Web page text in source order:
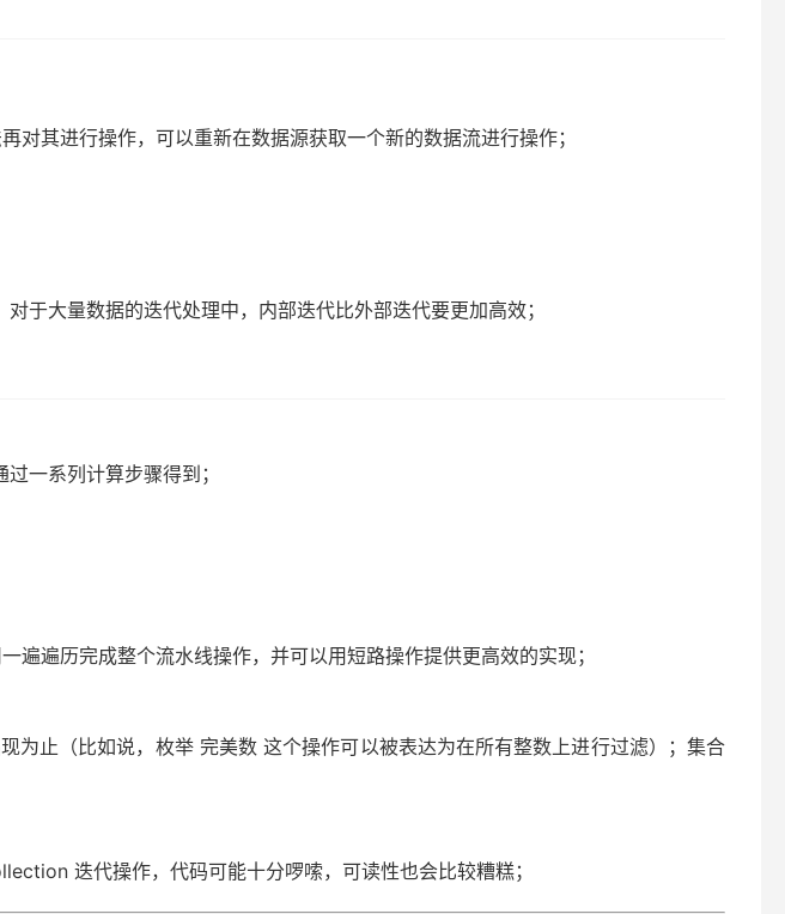
其进行操作，可以重新在数据源获取一个新的数据流进行操作；
对于大量数据的迭代处理中，内部迭代比外部迭代要更加高效；
一系列计算步骤得到；
遍历完成整个流水线操作，并可以用短路操作提供更高效的实现；
止（比如说，枚举 完美数 这个操作可以被表达为在所有整数上进行过滤）；集合
迭代操作，代码可能十分啰嗦，可读性也会比较糟糕；